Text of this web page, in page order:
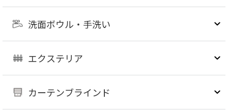
洗面ボウル・手洗い
エクステリア
カーテンブラインド